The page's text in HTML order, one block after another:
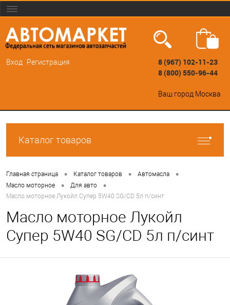
Вход Регистрация
8 (967) 102-11-23
8 (800) 550-96-44
Ваш город Москва
Каталог товаров
Главная страница • Каталог товаров • Автомасла •
Масло моторное • Для авто •
Масло моторное Лукойл Супер 5W40 SG/CD 5л п/синт
Масло моторное Лукойл
Супер 5W40 SG/CD 5л п/синт